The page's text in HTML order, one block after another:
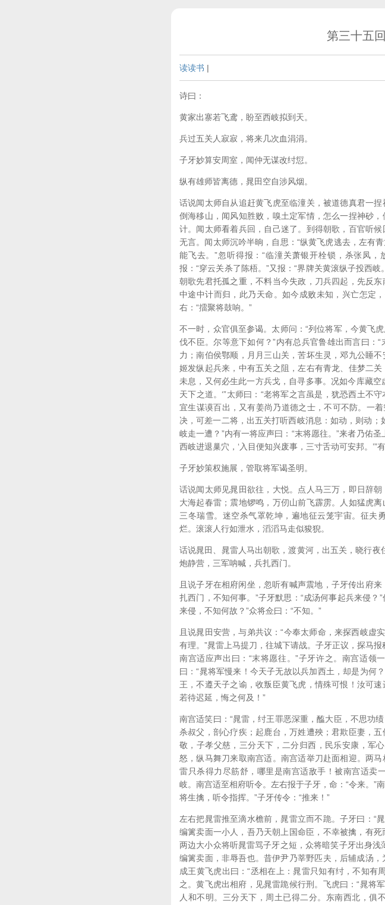
第三十五
读读书 |
诗曰：
黄家出寨若飞鸢，盼至西岐拟到天。
兵过五关人寂寂，将来几次血涓涓。
子牙妙算安周室，闻仲无谋改纣愆。
纵有雄师皆离德，晁田空自涉风烟。
话说闻太师自从追赶黄飞虎至临潼关，被道德真君一
倒海移山，闻风知胜败，嗅土定军情，怎么一捏神砂
计。闻太师看着兵回，自己迷了。到得朝歌，百官听
无言。闻太师沉吟半晌，自思：“纵黄飞虎逃去，左有
能飞去。”忽听得报：“临潼关萧银开栓锁，杀张凤
报：“穿云关杀了陈梧。”又报：“界牌关黄滚纵子投西
朝歌先君托孤之重，不料当今失政，刀兵四起，先反
中途中计而归，此乃天命。如今成败未知，兴亡怎定
右：“擂聚将鼓响。”
不一时，众官俱至参谒。太师问：“列位将军，今黄飞
伐不臣。尔等意下如何？”内有总兵官鲁雄出而言曰：
力；南伯侯鄂顺，月月三山关，苦坏生灵，邓九公睡
姬发纵起兵来，中有五关之阻，左右有青龙、佳梦二
未息，又何必生此一方兵戈，自寻多事。况如今库藏
天下之道。‘”太师曰：“老将军之言虽是，犹恐西土不
宜生谋谟百出，又有姜尚乃道德之士，不可不防。一
决，可差一二将，出五关打听西岐消息：如动，则动；
岐走一遭？”内有一将应声曰：“末将愿往。”来者乃佑
西岐进退巢穴，‘入目便知兴废事，三寸舌动可安邦。’”
子牙妙策权施展，管取将军谒圣明。
话说闻太师见晁田欲往，大悦。点人马三万，即日辞
大海起春雷；震地锣鸣，万仞山前飞霹雳。人如猛虎
三冬瑞雪。迷空杀气罩乾坤，遍地征云笼宇宙。征夫
烂。滚滚人行如泄水，滔滔马走似狻猊。
话说晁田、晁雷人马出朝歌，渡黄河，出五关，晓行夜
炮静营，三军呐喊，兵扎西门。
且说子牙在相府闲坐，忽听有喊声震地，子牙传出府
扎西门，不知何事。”子牙默思：“成汤何事起兵来侵？
来侵，不知何故？”众将佥曰：“不知。”
且说晁田安营，与弟共议：“今奉太师命，来探西岐虚
有理。”晁雷上马提刀，往城下请战。子牙正议，探马
南宫适应声出曰：“末将愿往。”子牙许之。南宫适领
曰：“晁将军慢来！今天子无故以兵加西土，却是为何
王，不遵天子之谕，收叛臣黄飞虎，情殊可恨！汝可
若待迟延，悔之何及！”
南宫适笑曰：“晁雷，纣王罪恶深重，醢大臣，不思功
杀叔父，剖心疗疾；起鹿台，万姓遭殃；君欺臣妻，
敬，子孝父慈，三分天下，二分归西，民乐安康，军
怒，纵马舞刀来取南宫适。南宫适举刀赴面相迎。两
雷只杀得力尽筋舒，哪里是南宫适敌手！被南宫适卖
岐。南宫适至相府听令。左右报于子牙，命：“令来。”
将生擒，听令指挥。”子牙传令：“推来！”
左右把晁雷推至滴水檐前，晁雷立而不跪。子牙曰：“
编篱卖面一小人，吾乃天朝上国命臣，不幸被擒，有死
两边大小众将听晁雷骂子牙之短，众将暗笑子牙出身
编篱卖面，非辱吾也。昔伊尹乃莘野匹夫，后辅成汤
成王黄飞虎出曰：“丞相在上：晁雷只知有纣，不知有
之。黄飞虎出相府，见晁雷跪候行刑。飞虎曰：“晁将
人和不明。三分天下，周土已得二分。东南西北，俱